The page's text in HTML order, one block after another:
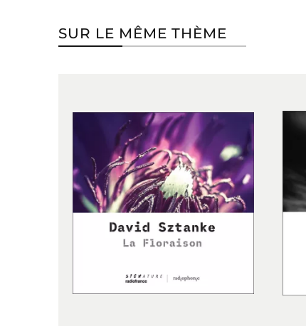
SUR LE MÊME THÈME